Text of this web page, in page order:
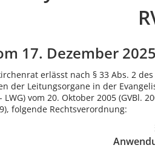
17. Dezember 2025
erlässt nach § 33 Abs. 2
der Leitungsorgane in der
LWG) vom 20. Oktober 2005 (GVBl.
folgende Rechtsverordnung: